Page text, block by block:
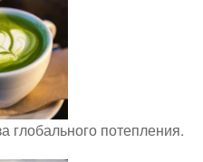
глобального потепления.